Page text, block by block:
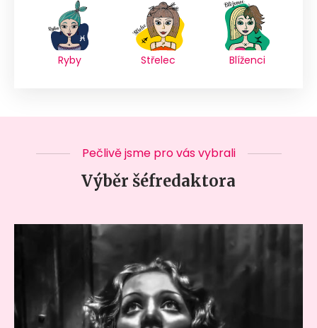
Ryby Střelec Blíženci
Pečlivě jsme pro vás vybrali
Výběr šéfredaktora